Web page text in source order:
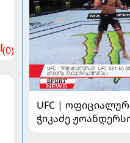
(0)
UFC |
ჭიკაძე